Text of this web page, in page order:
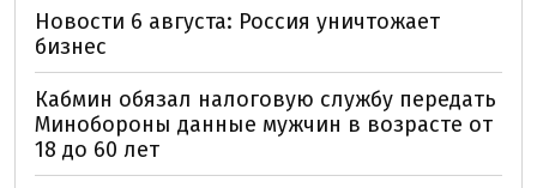
Новости 6 августа: Россия уничтожает
бизнес
Кабмин обязал налоговую службу передать
Минобороны данные мужчин в возрасте от
18 до 60 лет